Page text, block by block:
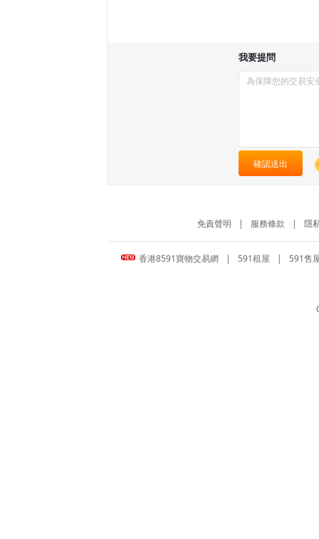
我要提問
確認送出
免責聲明 | 服務條款 | 隱
香港8591寶物交易網 | 591租屋 | 591售